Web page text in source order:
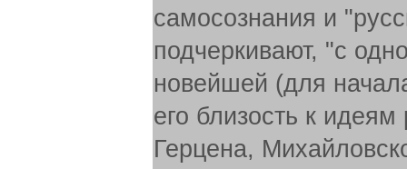
самосознания и
подчеркивают, "с
новейшей (для
его близость к
Герцена,